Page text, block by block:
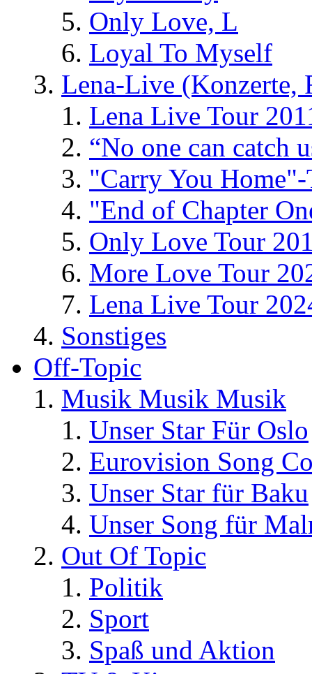
Only Love, L
Loyal To Myself
Lena-Live (Konzerte,
Lena Live Tour
“No one can catch
"Carry You
"End of Chapter
Only Love Tour
More Love Tour
Lena Live Tour
Sonstiges
Off-Topic
Musik Musik Musik
Unser Star Für Oslo
Eurovision Song
Unser Star für Baku
Unser Song für
Out Of Topic
Politik
Sport
Spaß und Aktion